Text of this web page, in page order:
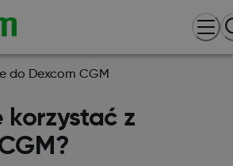
do Dexcom CGM
korzystać z